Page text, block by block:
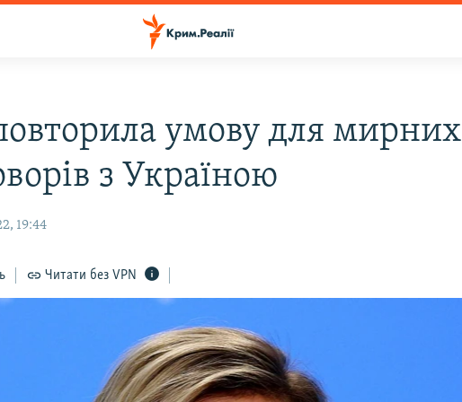
умову для мирних
з Україною
19:44
Читати без VPN